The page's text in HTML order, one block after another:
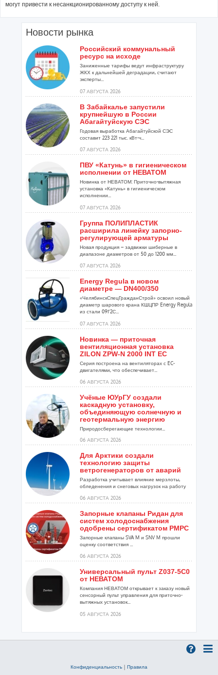
могут привести к несанкционированному доступу к ней.
Новости рынка
Российский коммунальный
ресурс на исходе
Заниженные тарифы ведут инфраструктуру
ЖКХ к дальнейшей деградации, считают
эксперты...
07 АВГУСТА 2026
В Забайкалье запустили
крупнейшую в России
Абагайтуйскую СЭС
Годовая выработка Абагайтуйской СЭС
составит 223 221 тыс. кВт-ч...
07 АВГУСТА 2026
ПВУ «Катунь» в гигиеническом
исполнении от НЕВАТОМ
Новинка от НЕВАТОМ: Приточно-вытяжная
установка «Катунь» в гигиеническом
исполнении...
07 АВГУСТА 2026
Группа ПОЛИПЛАСТИК
расширила линейку запорно-
регулирующей арматуры
Новая продукция – задвижки шиберные в
диапазоне диаметров от 50 до 1200 мм...
07 АВГУСТА 2026
Energy Regula в новом
диаметре — DN400/350
«ЧелябинскСпецГражданСтрой» освоил новый
диаметр шарового крана КШЦПР Energy Regula
из стали 09Г2С...
07 АВГУСТА 2026
Новинка — приточная
вентиляционная установка
ZILON ZPW-N 2000 INT EC
Серия построена на вентиляторах с EC-
двигателями, что обеспечивает...
06 АВГУСТА 2026
Учёные ЮУрГУ создали
каскадную установку,
объединяющую солнечную и
геотермальную энергию
Природосберегающие технологии...
06 АВГУСТА 2026
Для Арктики создали
технологию защиты
ветрогенераторов от аварий
Разработка учитывает влияние мерзлоты,
обледенения и снеговых нагрузок на работу
06 АВГУСТА 2026
Запорные клапаны Ридан для
систем холодоснабжения
одобрены сертификатом РМРС
Запорные клапаны SVA M и SNV M прошли
оценку соответствия ...
06 АВГУСТА 2026
Универсальный пульт Z037-5C0
от НЕВАТОМ
Компания НЕВАТОМ открывает к заказу новый
сенсорный пульт управления для приточно-
вытяжных установок...
05 АВГУСТА 2026
расширения ...
Конфиденциальность | Правила